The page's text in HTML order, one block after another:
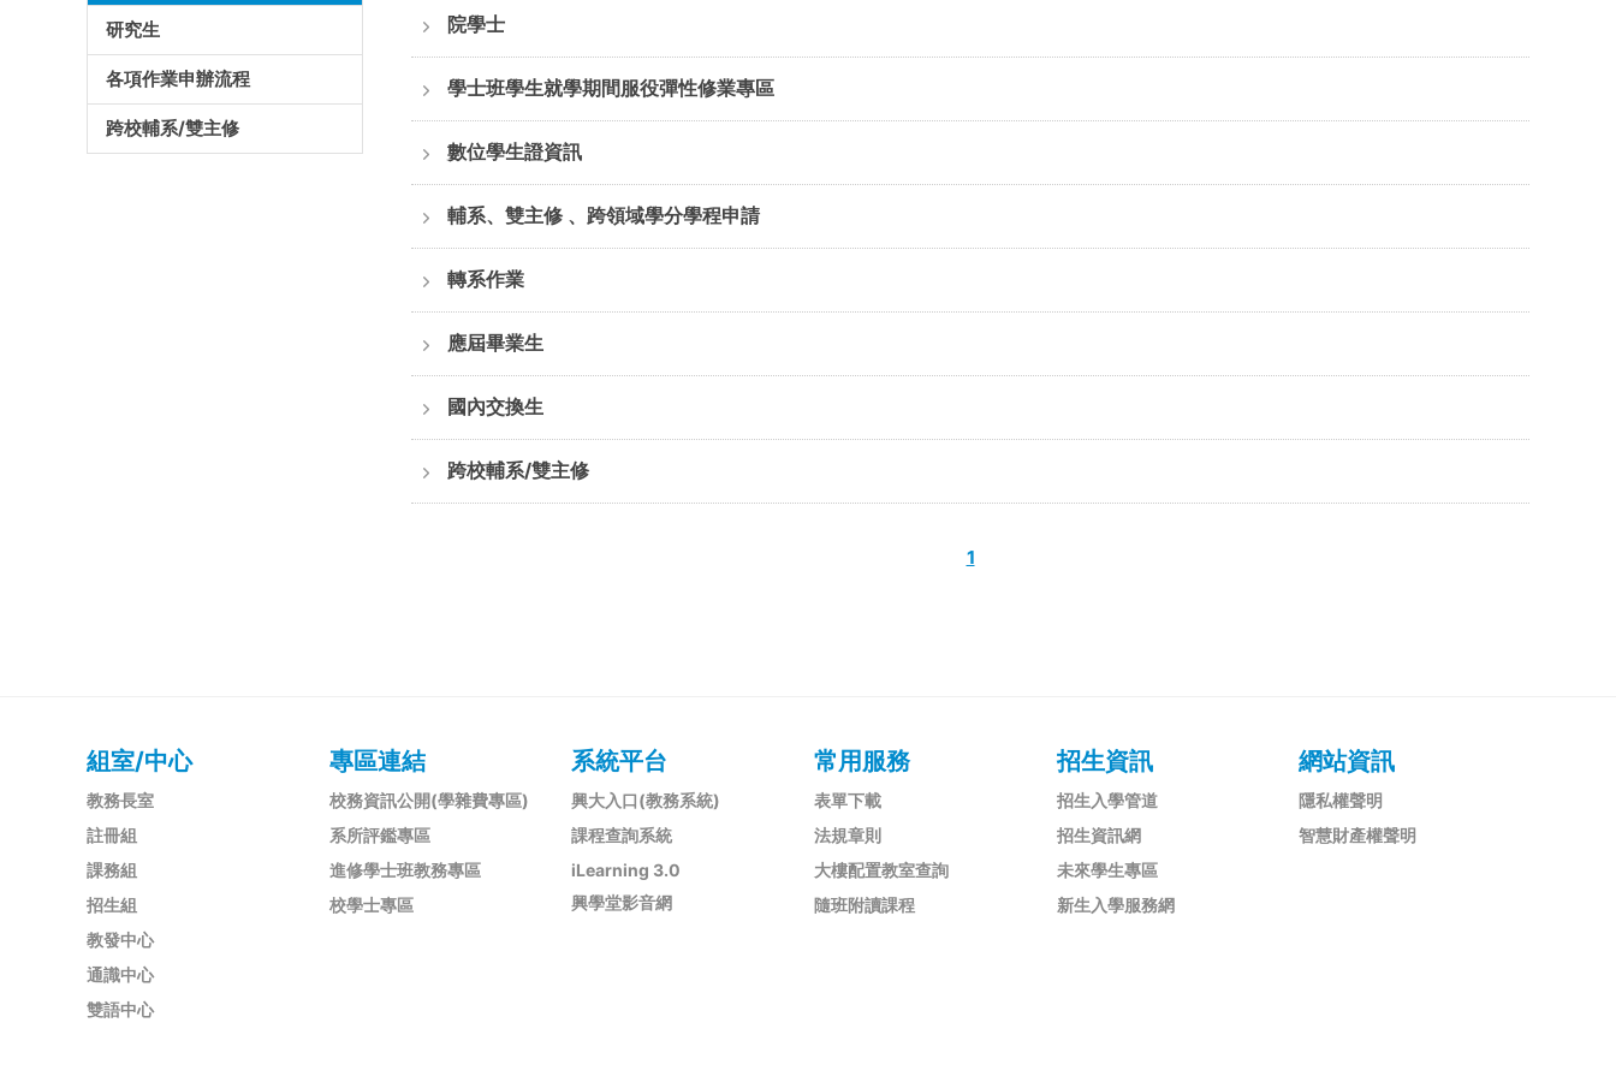
研究生
各項作業申辦流程
跨校輔系/雙主修
院學士
學士班學生就學期間服役彈性修業專區
數位學生證資訊
輔系、雙主修 、跨領域學分學程申請
轉系作業
應屆畢業生
國內交換生
跨校輔系/雙主修
1
組室/中心
教務長室
註冊組
課務組
招生組
教發中心
通識中心
雙語中心
專區連結
校務資訊公開(學雜費專區)
系所評鑑專區
進修學士班教務專區
校學士專區
系統平台
興大入口(教務系統)
課程查詢系統
iLearning 3.0
興學堂影音網
常用服務
表單下載
法規章則
大樓配置教室查詢
隨班附讀課程
招生資訊
招生入學管道
招生資訊網
未來學生專區
新生入學服務網
網站資訊
隱私權聲明
智慧財產權聲明